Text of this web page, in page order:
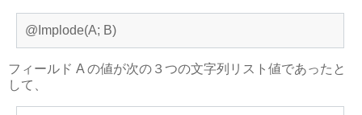
@Implode(A; B)
フィールド A の値が次の３つの文字列リスト値であったと
して、